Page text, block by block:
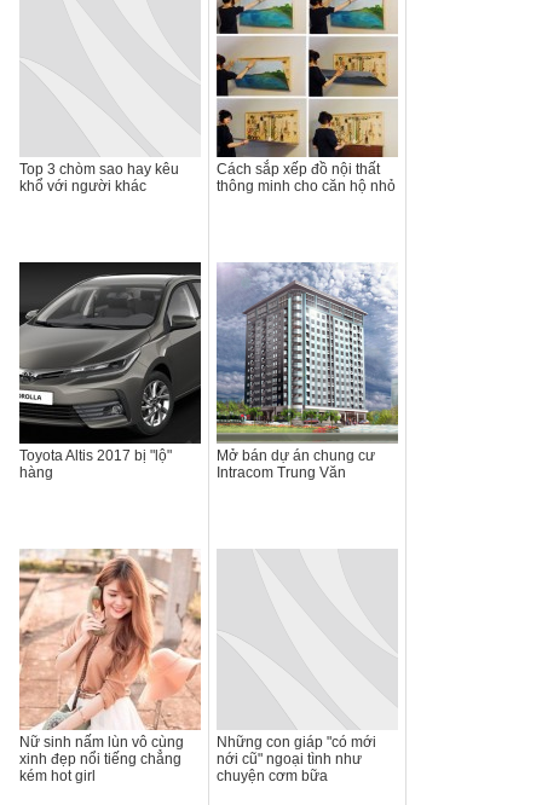
Top 3 chòm sao hay kêu
khổ với người khác
Cách sắp xếp đồ nội thất
thông minh cho căn hộ nhỏ
Toyota Altis 2017 bị "lộ"
hàng
Mở bán dự án chung cư
Intracom Trung Văn
Nữ sinh nấm lùn vô cùng
xinh đẹp nổi tiếng chẳng
kém hot girl
Những con giáp "có mới
nới cũ" ngoại tình như
chuyện cơm bữa